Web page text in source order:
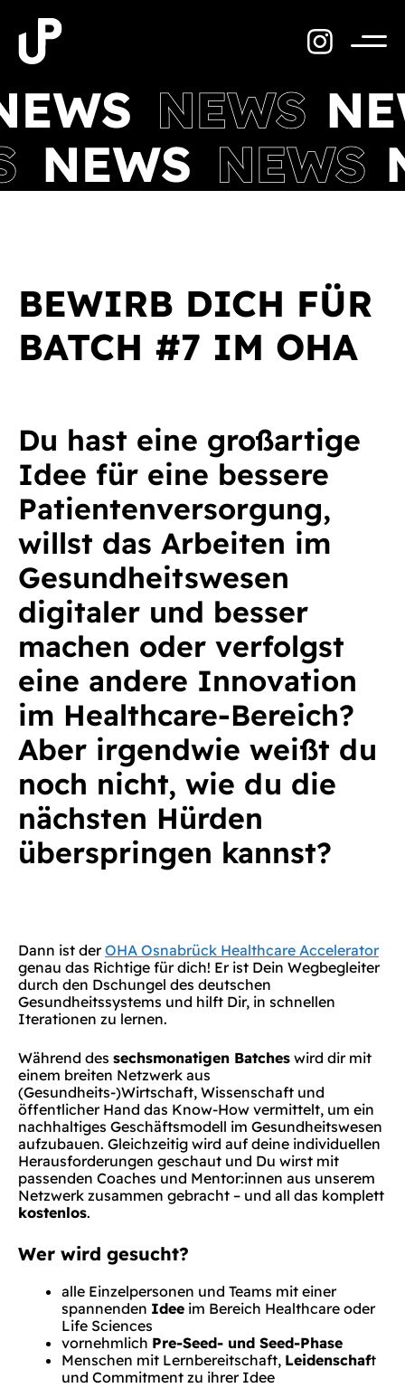
Inhalt
springen
BEWIRB DICH FÜR
BATCH #7 IM OHA
Du hast eine großartige
Idee für eine bessere
Patientenversorgung,
willst das Arbeiten im
Gesundheitswesen
digitaler und besser
machen oder verfolgst
eine andere Innovation
im Healthcare-Bereich?
Aber irgendwie weißt du
noch nicht, wie du die
nächsten Hürden
überspringen kannst?
Dann ist derOHA Osnabrück Healthcare Accelerator
genau das Richtige für dich! Er ist Dein Wegbegleiter
durch den Dschungel des deutschen
Gesundheitssystems und hilft Dir, in schnellen
Iterationen zu lernen.
Während des sechsmonatigen Batches wird dir mit
einem breiten Netzwerk aus
(Gesundheits-)Wirtschaft, Wissenschaft und
öffentlicher Hand das Know-How vermittelt, um ein
nachhaltiges Geschäftsmodell im Gesundheitswesen
aufzubauen. Gleichzeitig wird auf deine individuellen
Herausforderungen geschaut und Du wirst mit
passenden Coaches und Mentor:innen aus unserem
Netzwerk zusammen gebracht – und all das komplett
kostenlos.
Wer wird gesucht?
alle Einzelpersonen und Teams mit einer
spannenden Idee im Bereich Healthcare oder
Life Sciences
vornehmlich Pre-Seed- und Seed-Phase
Menschen mit Lernbereitschaft, Leidenschaft
und Commitment zu ihrer Idee